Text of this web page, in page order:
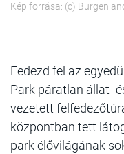
Kép forrása: (c)
Fedezd fel az
Park páratlan állat-
vezetett
központban tett
park élővilágának